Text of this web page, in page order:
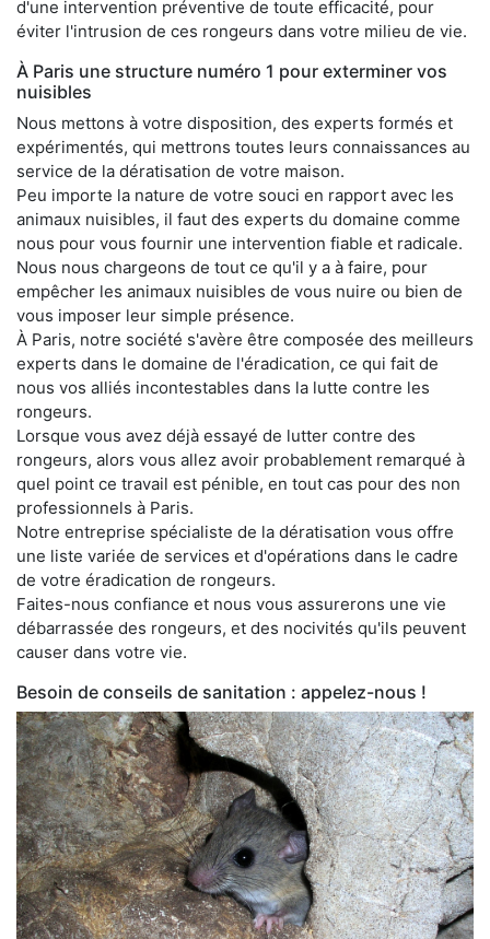
d'une intervention préventive de toute efficacité, pour
éviter l'intrusion de ces rongeurs dans votre milieu de vie.
À Paris une structure numéro 1 pour exterminer vos
nuisibles
Nous mettons à votre disposition, des experts formés et
expérimentés, qui mettrons toutes leurs connaissances au
service de la dératisation de votre maison.
Peu importe la nature de votre souci en rapport avec les
animaux nuisibles, il faut des experts du domaine comme
nous pour vous fournir une intervention fiable et radicale.
Nous nous chargeons de tout ce qu'il y a à faire, pour
empêcher les animaux nuisibles de vous nuire ou bien de
vous imposer leur simple présence.
À Paris, notre société s'avère être composée des meilleurs
experts dans le domaine de l'éradication, ce qui fait de
nous vos alliés incontestables dans la lutte contre les
rongeurs.
Lorsque vous avez déjà essayé de lutter contre des
rongeurs, alors vous allez avoir probablement remarqué à
quel point ce travail est pénible, en tout cas pour des non
professionnels à Paris.
Notre entreprise spécialiste de la dératisation vous offre
une liste variée de services et d'opérations dans le cadre
de votre éradication de rongeurs.
Faites-nous confiance et nous vous assurerons une vie
débarrassée des rongeurs, et des nocivités qu'ils peuvent
causer dans votre vie.
Besoin de conseils de sanitation : appelez-nous !